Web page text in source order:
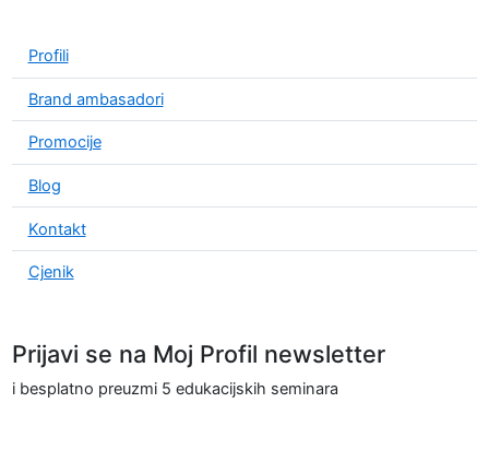
Profili
Brand ambasadori
Promocije
Blog
Kontakt
Cjenik
Prijavi se na Moj Profil newsletter
i besplatno preuzmi 5 edukacijskih seminara